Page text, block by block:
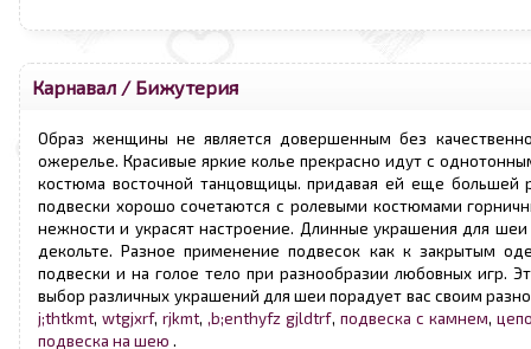
Карнавал / Бижутерия
Образ женщины не является довершенным без
ожерелье. Красивые яркие колье прекрасно идут с
костюма восточной танцовщицы. придавая ей еще большей
подвески хорошо сочетаются с ролевыми костюмами
нежности и украсят настроение. Длинные украшения для
декольте. Разное применение подвесок как к закрытым
подвески и на голое тело при разнообразии любовных игр.
выбор различных украшений для шеи порадует вас своим
j;thtkmt,wtgjxrf,rjkmt,,b;enthyfz gjldtrf, подвеска с камнем,
подвеска на шею .